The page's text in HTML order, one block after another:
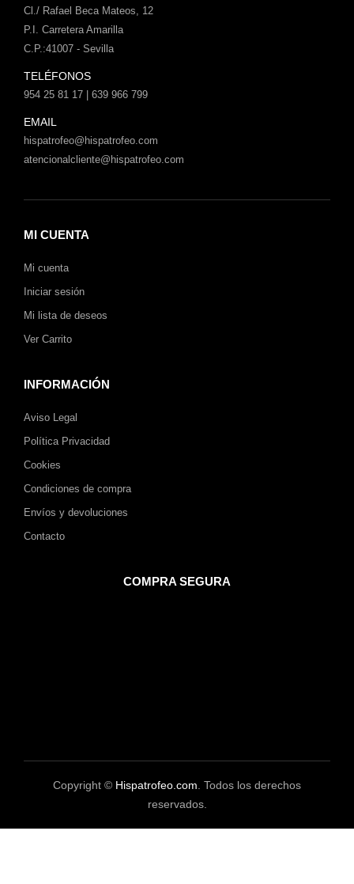
Cl./ Rafael Beca Mateos, 12
P.I. Carretera Amarilla
C.P.:41007 - Sevilla
TELÉFONOS
954 25 81 17 | 639 966 799
EMAIL
hispatrofeo@hispatrofeo.com
atencionalcliente@hispatrofeo.com
MI CUENTA
Mi cuenta
Iniciar sesión
Mi lista de deseos
Ver Carrito
INFORMACIÓN
Aviso Legal
Política Privacidad
Cookies
Condiciones de compra
Envíos y devoluciones
Contacto
COMPRA SEGURA
Copyright © Hispatrofeo.com. Todos los derechos
reservados.